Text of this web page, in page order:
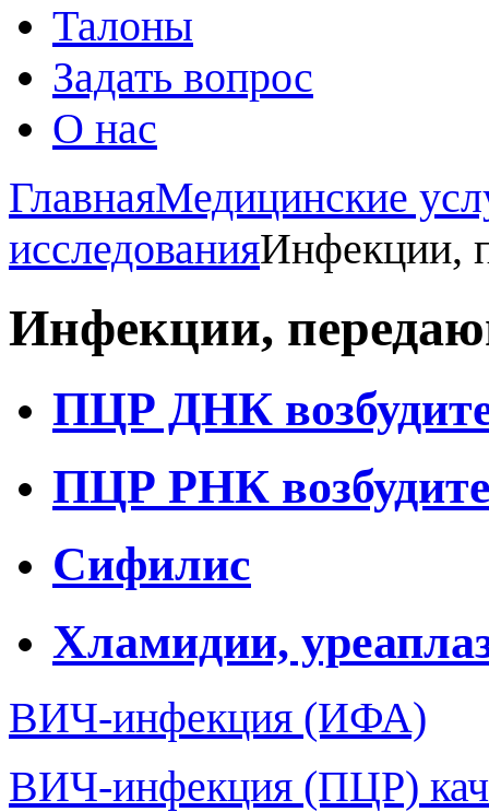
Талоны
Задать вопрос
О нас
ГлавнаяМедицинские
исследованияИнфекции,
Инфекции,
ПЦР ДНК
ПЦР РНК
Сифилис
Хламидии,
ВИЧ-инфекция (ИФА)
ВИЧ-инфекция (ПЦР)